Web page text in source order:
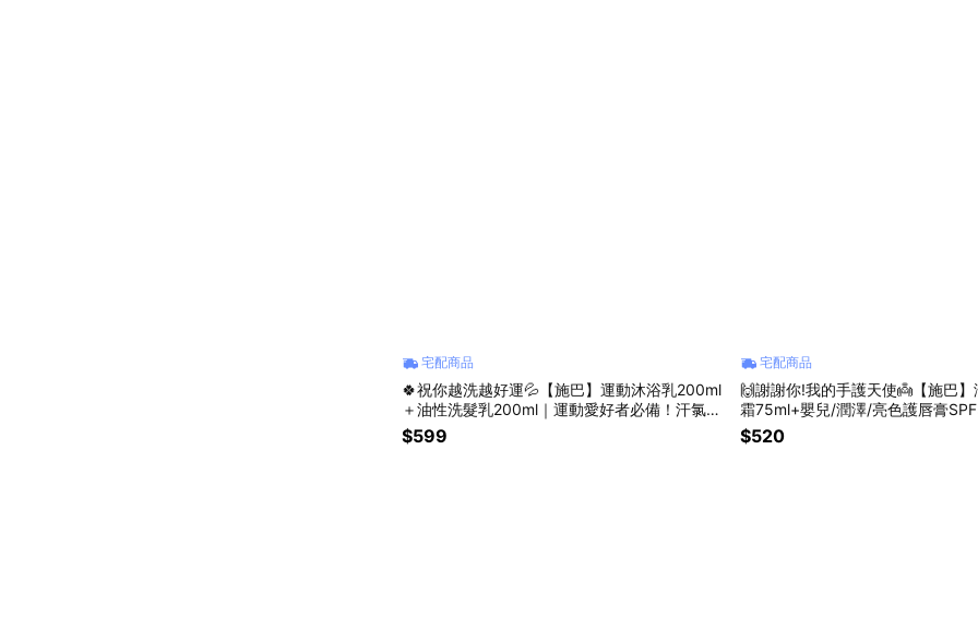
宅配商品
🍀祝你越洗越好運💦【施巴】運動沐浴乳200ml
＋油性洗髮乳200ml｜運動愛好者必備！汗氯雙
抗，黏膩退散!
$599
宅配商品
🙌謝謝你!我的手護天使👼【施巴
霜75ml+嬰兒/潤澤/亮色護唇膏
｜手唇雙護・溫和滋潤隨身組
$520